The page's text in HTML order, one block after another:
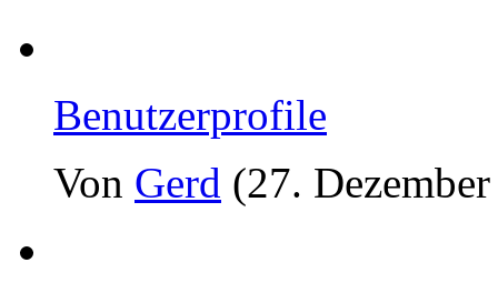
Benutzerprofile
Von Gerd (27.